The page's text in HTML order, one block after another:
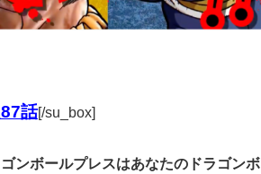
話[/su_box]
ゴンボールプレスはあなたのドラゴンボ